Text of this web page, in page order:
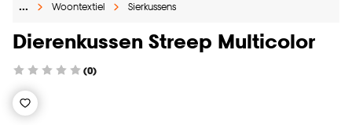
Gratis raam advies en inmeten aan huis
… Woontextiel Sierkussens
Dierenkussen Streep Multicolor
(0)